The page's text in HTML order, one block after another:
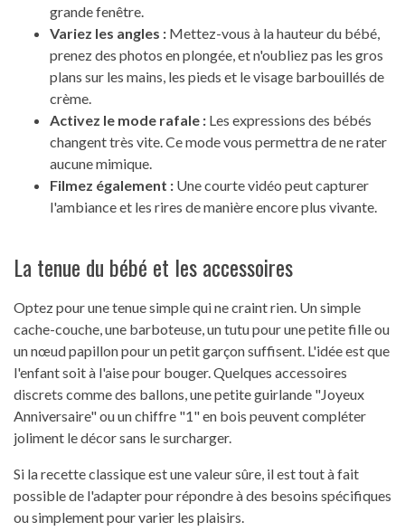
grande fenêtre.
Variez les angles : Mettez-vous à la hauteur du bébé,
prenez des photos en plongée, et n'oubliez pas les gros
plans sur les mains, les pieds et le visage barbouillés de
crème.
Activez le mode rafale : Les expressions des bébés
changent très vite. Ce mode vous permettra de ne rater
aucune mimique.
Filmez également : Une courte vidéo peut capturer
l'ambiance et les rires de manière encore plus vivante.
La tenue du bébé et les accessoires
Optez pour une tenue simple qui ne craint rien. Un simple
cache-couche, une barboteuse, un tutu pour une petite fille ou
un nœud papillon pour un petit garçon suffisent. L'idée est que
l'enfant soit à l'aise pour bouger. Quelques accessoires
discrets comme des ballons, une petite guirlande "Joyeux
Anniversaire" ou un chiffre "1" en bois peuvent compléter
joliment le décor sans le surcharger.
Si la recette classique est une valeur sûre, il est tout à fait
possible de l'adapter pour répondre à des besoins spécifiques
ou simplement pour varier les plaisirs.